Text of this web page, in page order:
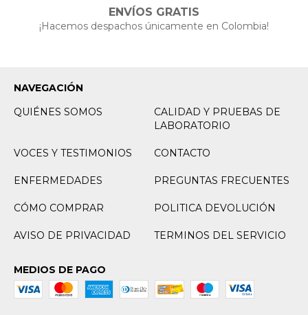
ENVÍOS GRATIS
¡Hacemos despachos únicamente en Colombia!
NAVEGACIÓN
QUIÉNES SOMOS
CALIDAD Y PRUEBAS DE
LABORATORIO
VOCES Y TESTIMONIOS CONTACTO
ENFERMEDADES PREGUNTAS FRECUENTES
CÓMO COMPRAR POLITICA DEVOLUCIÓN
AVISO DE PRIVACIDAD TERMINOS DEL SERVICIO
MEDIOS DE PAGO